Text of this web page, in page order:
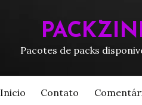
Pacotes de packs
Inicio Contato